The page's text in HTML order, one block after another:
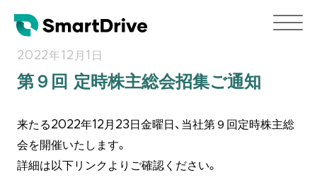
2022年12月1日
第９回 定時株主総会招集ご通知
来たる2022年12月23日金曜日、当社第９回定時株主総
会を開催いたします。
詳細は以下リンクよりご確認ください。